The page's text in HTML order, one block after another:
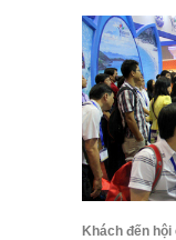
Khách đến hội